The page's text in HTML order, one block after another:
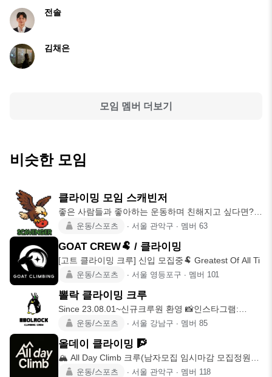
전솔
김채은
모임 멤버 더보기
비슷한 모임
클라이밍 모임 스캐빈저
좋은 사람들과 좋아하는 운동하며 친해지고 싶다면?
👉 @scavenger
운동/스포츠 ∙ 서울 관악구 ∙ 멤버 63
GOAT CREW🐏 / 클라이밍
[고트 클라이밍 크루] 신입 모집중🐏 Greatest Of All Ti
운동/스포츠 ∙ 서울 영등포구 ∙ 멤버 101
뽈락 클라이밍 크루
Since 23.08.01~신규크루원 환영 📸인스타그램:
@bbolroc
운동/스포츠 ∙ 서울 강남구 ∙ 멤버 85
올데이 클라이밍 🧗
🏔️ All Day Climb 크루(남자모집 임시마감 모집정원
120명)운동/스포츠 ∙ 서울 관악구 ∙ 멤버 118